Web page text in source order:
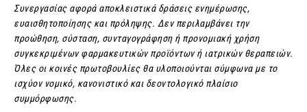
Συνεργασίας αφορά αποκλειστικά δράσεις ενημέρωσης,
ευαισθητοποίησης και πρόληψης. Δεν περιλαμβάνει την
προώθηση, σύσταση, συνταγογράφηση ή προνομιακή χρήση
συγκεκριμένων φαρμακευτικών προϊόντων ή ιατρικών θεραπειών.
Όλες οι κοινές πρωτοβουλίες θα υλοποιούνται σύμφωνα με το
ισχύον νομικό, κανονιστικό και δεοντολογικό πλαίσιο
συμμόρφωσης.